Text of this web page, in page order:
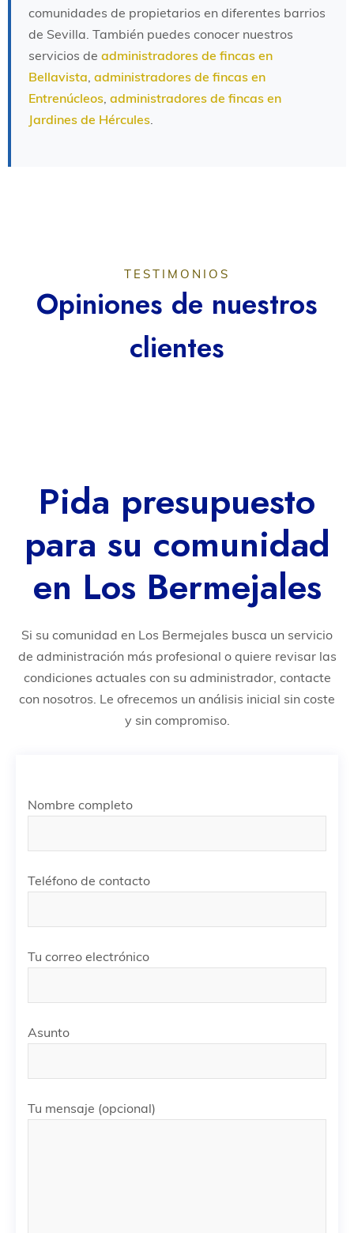
comunidades de propietarios en diferentes barrios
de Sevilla. También puedes conocer nuestros
servicios de administradores de fincas en
Bellavista administradores de fincas en
Entrenúcleos administradores de fincas en
Jardines de Hércules
TESTIMONIOS
Opiniones de nuestros
clientes
Pida presupuesto
para su comunidad
en Los Bermejales
Si su comunidad en Los Bermejales busca un servicio
de administración más profesional o quiere revisar las
condiciones actuales con su administrador, contacte
con nosotros. Le ofrecemos un análisis inicial sin coste
y sin compromiso.
Nombre completo
Teléfono de contacto
Tu correo electrónico
Asunto
Tu mensaje (opcional)